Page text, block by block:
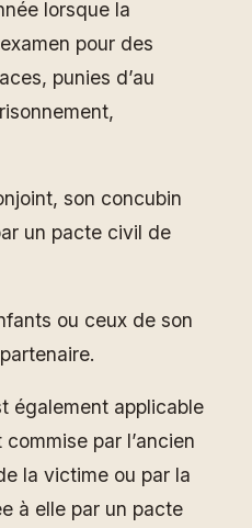
lorsque la
pour des
punies d’au
son concubin
un pacte civil de
ou ceux de son
également applicable
par l’ancien
la victime ou par la
à elle par un pacte